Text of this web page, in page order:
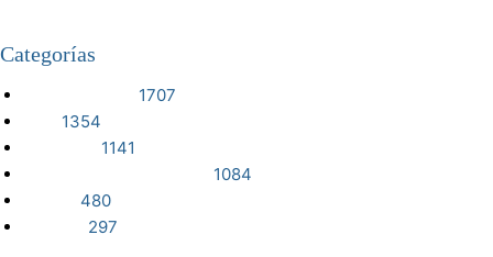
Categorías
1707
1354
1141
1084
480
297